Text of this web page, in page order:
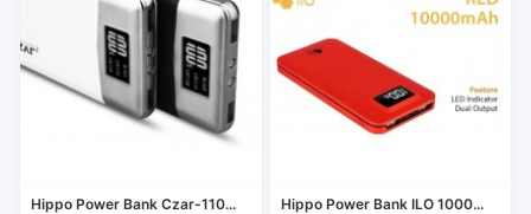
Hippo Power Bank Czar-110... Hippo Power Bank ILO 1000...